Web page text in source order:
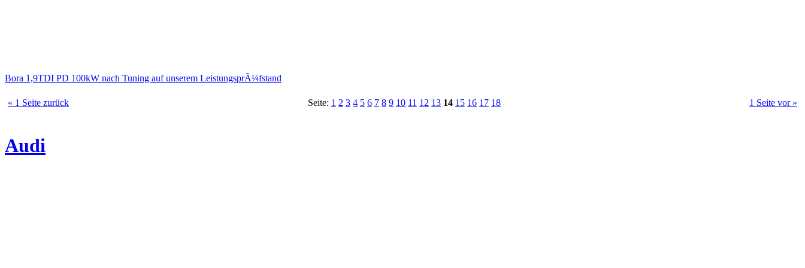
Bora 1,9TDI PD 100kW nach Tuning auf unserem LeistungsprÃ¼fstand
« 1 Seite zurück Seite: 1 2 3 4 5 6 7 8 9 10 11 12 13 14 15 16 17 18 1 Seite vor »
Audi